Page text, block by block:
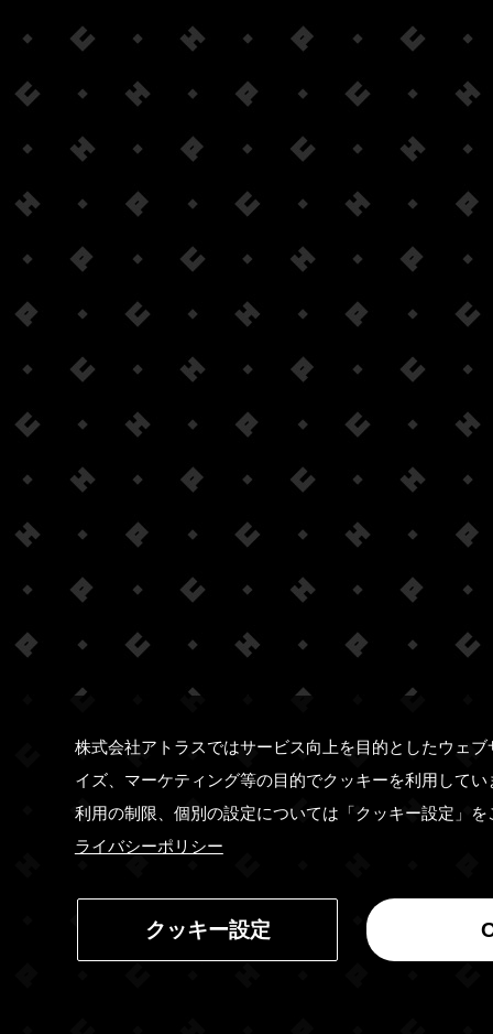
株式会社アトラスではサービス向上を目的としたウェ
イズ、マーケティング等の目的でクッキーを利用して
利用の制限、個別の設定については「クッキー設定」
ライバシーポリシー
クッキー設定